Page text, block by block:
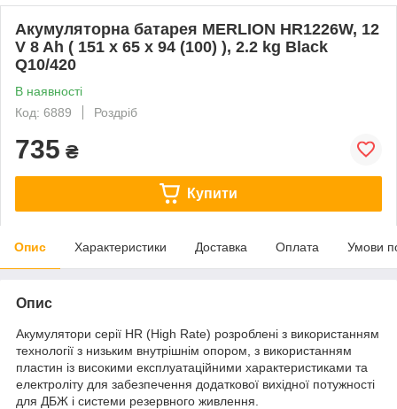
Акумуляторна батарея MERLION HR1226W, 12
V 8 Ah ( 151 х 65 х 94 (100) ), 2.2 kg Black
Q10/420
В наявності
Код: 6889
Роздріб
735 ₴
Купити
Опис Характеристики Доставка Оплата Умови
Опис
Акумулятори серії HR (High Rate) розроблені з використанням
технології з низьким внутрішнім опором, з використанням
пластин із високими експлуатаційними характеристиками та
електроліту для забезпечення додаткової вихідної потужності
для ДБЖ і системи резервного живлення.